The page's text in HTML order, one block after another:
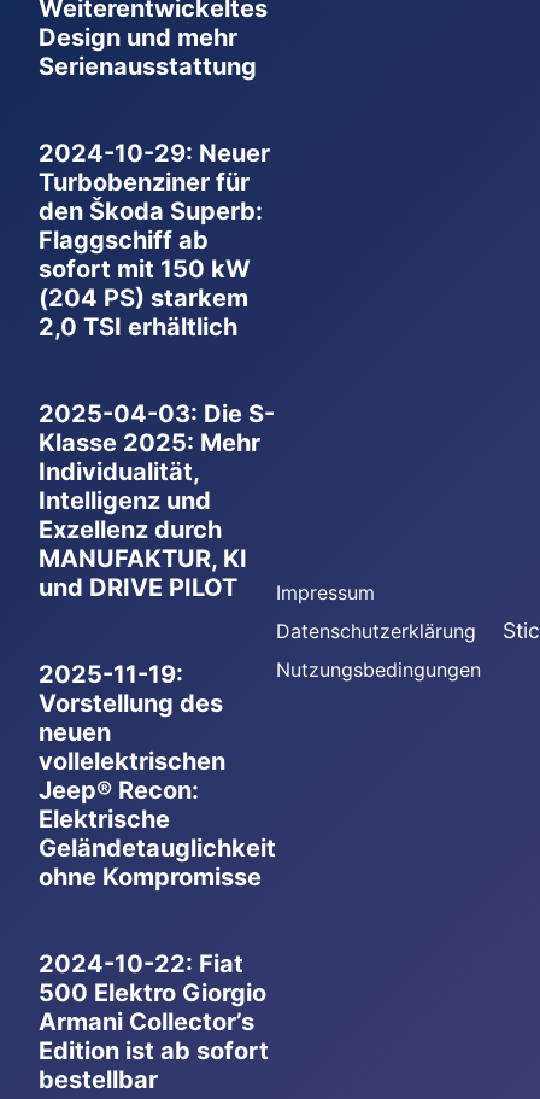
Weiterentwickeltes
Design und mehr
Serienausstattung
2024-10-29: Neuer
Turbobenziner für
den Škoda Superb:
Flaggschiff ab
sofort mit 150 kW
(204 PS) starkem
2,0 TSI erhältlich
2025-04-03: Die S-
Klasse 2025: Mehr
Individualität,
Intelligenz und
Exzellenz durch
MANUFAKTUR, KI
und DRIVE PILOT
2025-11-19:
Vorstellung des
neuen
vollelektrischen
Jeep® Recon:
Elektrische
Geländetauglichkeit
ohne Kompromisse
2024-10-22: Fiat
500 Elektro Giorgio
Armani Collector’s
Edition ist ab sofort
bestellbar
Impressum
Datenschutzerklärung
Nutzungsbedingungen